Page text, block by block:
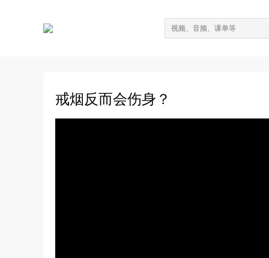
戒烟反而会伤身？